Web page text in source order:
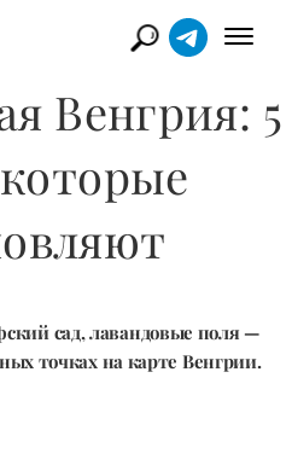
Венгрия: 5
сад, лавандовые поля —
точках на карте Венгрии.